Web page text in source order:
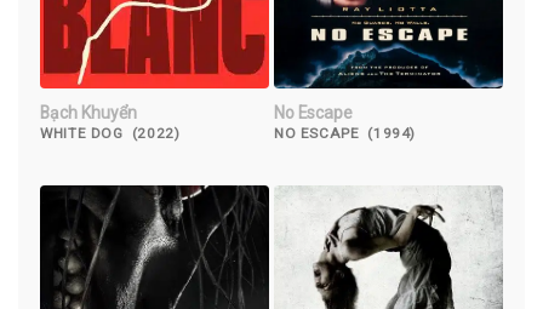
Bạch Khuyển
WHITE DOG (2022)
No Escape
NO ESCAPE (1994)